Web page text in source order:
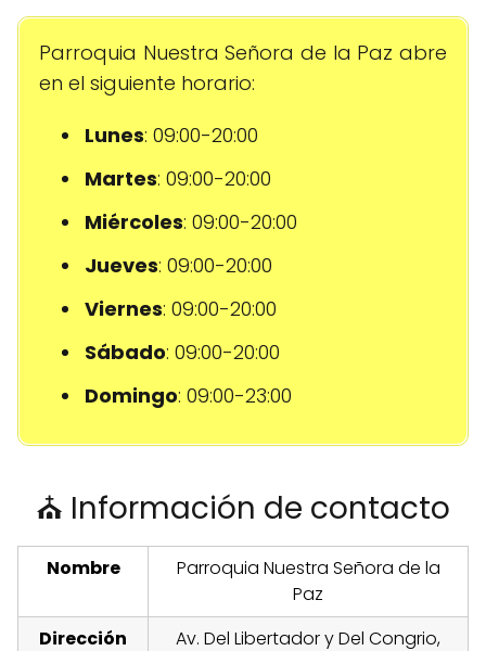
Parroquia Nuestra Señora de la Paz abre
en el siguiente horario:
Lunes: 09:00-20:00
Martes: 09:00-20:00
Miércoles: 09:00-20:00
Jueves: 09:00-20:00
Viernes: 09:00-20:00
Sábado: 09:00-20:00
Domingo: 09:00-23:00
⛪ Información de contacto
Nombre
Parroquia Nuestra Señora de la
Paz
Dirección
Av. Del Libertador y Del Congrio,